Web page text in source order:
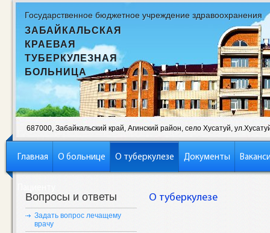
Государственное бюджетное учреждение здравоохранения
ЗАБАЙКАЛЬСКАЯ
КРАЕВАЯ
ТУБЕРКУЛЕЗНАЯ
БОЛЬНИЦА
687000, Забайкальский край, Агинский район, село Хусатуй,
Главная О больнице О туберкулезе Документы
Вопросы и ответы
Задать вопрос лечащему
врачу
О туберкулезе